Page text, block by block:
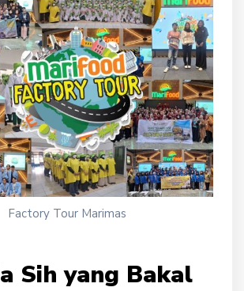
Factory Tour Marimas
a Sih yang Bakal